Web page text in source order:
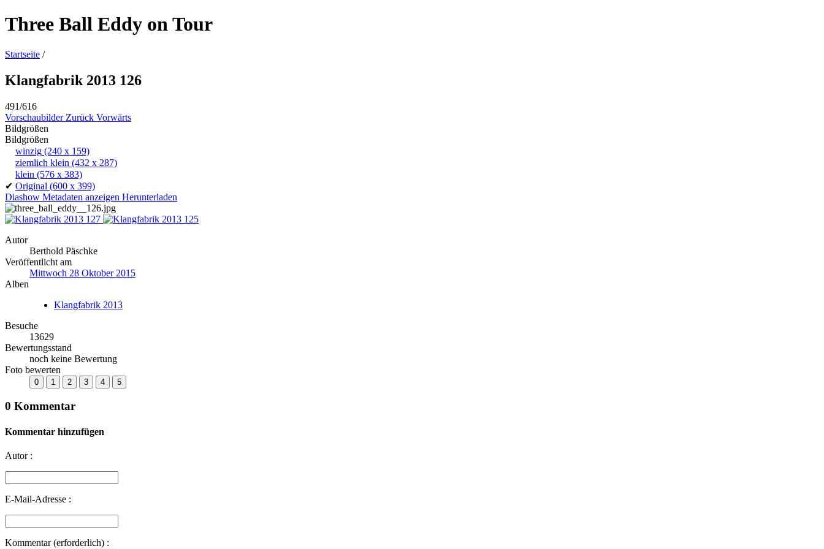
Three Ball Eddy on Tour
Startseite /
Klangfabrik 2013 126
491/616
Vorschaubilder Zurück Vorwärts
Bildgrößen
Bildgrößen
winzig (240 x 159)
ziemlich klein (432 x 287)
klein (576 x 383)
✔ Original (600 x 399)
Diashow Metadaten anzeigen Herunterladen
Autor
Berthold Päschke
Veröffentlicht am
Mittwoch 28 Oktober 2015
Alben
Klangfabrik 2013
Besuche
13629
Bewertungsstand
noch keine Bewertung
Foto bewerten
0 Kommentar
Kommentar hinzufügen
Autor :
E-Mail-Adresse :
Kommentar (erforderlich) :